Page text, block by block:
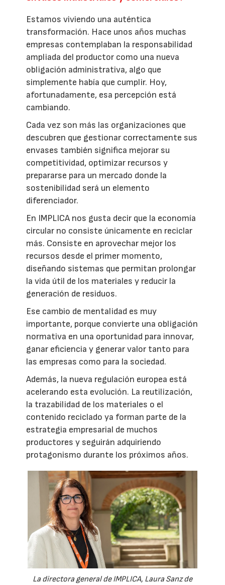
Estamos viviendo una auténtica
transformación. Hace unos años muchas
empresas contemplaban la responsabilidad
ampliada del productor como una nueva
obligación administrativa, algo que
simplemente había que cumplir. Hoy,
afortunadamente, esa percepción está
cambiando.
Cada vez son más las organizaciones que
descubren que gestionar correctamente sus
envases también significa mejorar su
competitividad, optimizar recursos y
prepararse para un mercado donde la
sostenibilidad será un elemento
diferenciador.
En IMPLICA nos gusta decir que la economía
circular no consiste únicamente en reciclar
más. Consiste en aprovechar mejor los
recursos desde el primer momento,
diseñando sistemas que permitan prolongar
la vida útil de los materiales y reducir la
generación de residuos.
Ese cambio de mentalidad es muy
importante, porque convierte una obligación
normativa en una oportunidad para innovar,
ganar eficiencia y generar valor tanto para
las empresas como para la sociedad.
Además, la nueva regulación europea está
acelerando esta evolución. La reutilización,
la trazabilidad de los materiales o el
contenido reciclado ya forman parte de la
estrategia empresarial de muchos
productores y seguirán adquiriendo
protagonismo durante los próximos años.
La directora general de IMPLICA, Laura Sanz de